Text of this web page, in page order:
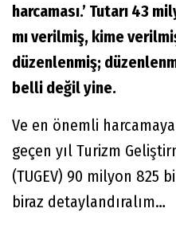
harcaması.’ Tutarı 43
mı verilmiş, kime
düzenlenmiş;
belli değil yine.
Ve en önemli
geçen yıl Turizm
(TUGEV) 90 milyon 825
biraz detaylandıralım…